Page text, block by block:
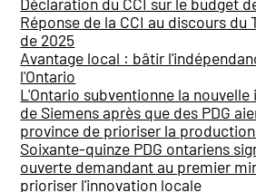
Réponse de la CCI au discours du
de 2025
Avantage local : bâtir
l'Ontario
L'Ontario subventionne la
de Siemens après que des PDG
province de prioriser la
Soixante-quinze PDG ontariens
ouverte demandant au premier
prioriser l'innovation locale